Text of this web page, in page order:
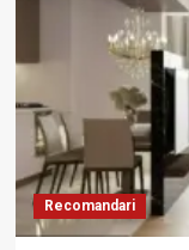
Recomandari